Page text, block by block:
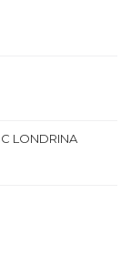
LONDRINA